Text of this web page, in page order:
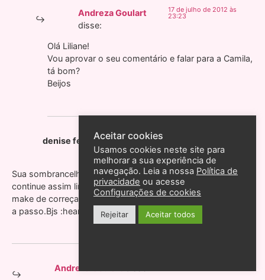
Andreza Goulart
disse:
17 de julho de 2012 às
23:23
Olá Liliane!
Vou aprovar o seu comentário e falar para a Camila,
tá bom?
Beijos
denise ferreira ramos disse:
Sua sombrancelha ficou linda adorei meus parabens
continue assim linda e maravilhosa te adoro muito. Faz uma
make de correçao de sombrancelhas pra gente ver o passo
a passo.Bjs :heart:
Andreza Goulart
Aceitar cookies
Usamos cookies neste site para
melhorar a sua experiência de
navegação. Leia a nossa Política de
privacidade ou acesse
Configurações de cookies
Rejeitar Aceitar todos